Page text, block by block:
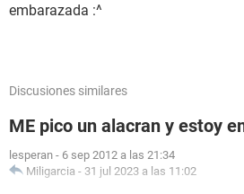
embarazada :^
Discusiones similares
ME pico un alacran y estoy
lesperan - 6 sep 2012 a las 21:34
Miligarcia - 31 jul 2023 a las 11:02